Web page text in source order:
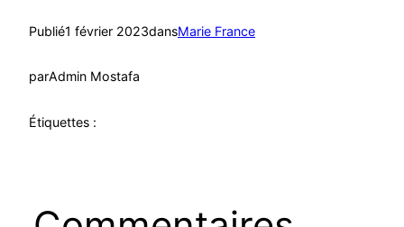
Publié1 février 2023dansMarie France
parAdmin Mostafa
Étiquettes :